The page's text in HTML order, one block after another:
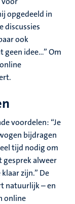
opgedeeld in
discussies
ook
geen idee…” Om
voordelen: “Je
bijdragen
tijd nodig om
gesprek alweer
zijn.” De
natuurlijk – en
online